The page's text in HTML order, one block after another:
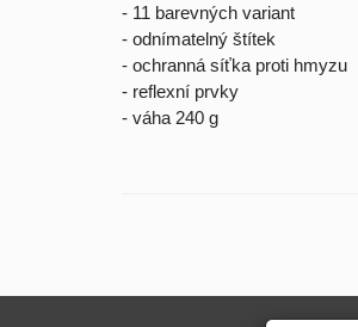
- 11 barevných variant
- odnímatelný štítek
- ochranná síťka proti hmyzu
- reflexní prvky
- váha 240 g